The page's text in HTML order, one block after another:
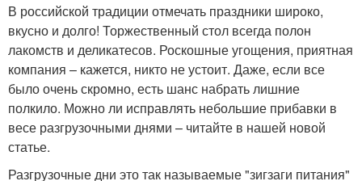
В российской традиции отмечать праздники широко,
вкусно и долго! Торжественный стол всегда полон
лакомств и деликатесов. Роскошные угощения, приятная
компания – кажется, никто не устоит. Даже, если все
было очень скромно, есть шанс набрать лишние
полкило. Можно ли исправлять небольшие прибавки в
весе разгрузочными днями – читайте в нашей новой
статье.
Разгрузочные дни это так называемые "зигзаги питания"